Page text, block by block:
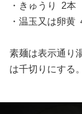
・きゅうり 2本
・温玉又は卵黄
素麺は表示通り
は千切りにする。